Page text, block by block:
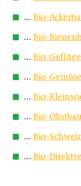
… Bio-
… Bio-
… Bio-
… Bio-
… Bio-
… Bio-
… Bio-
… Bio-